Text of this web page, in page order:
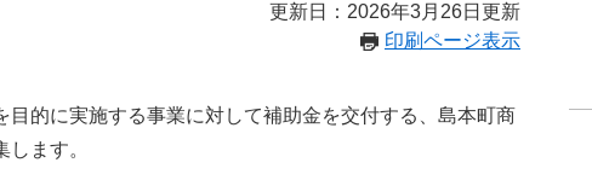
更新日：2026年3月26日更新
印刷ページ表示
的に実施する事業に対して補助金を交付する、島本町商
ます。